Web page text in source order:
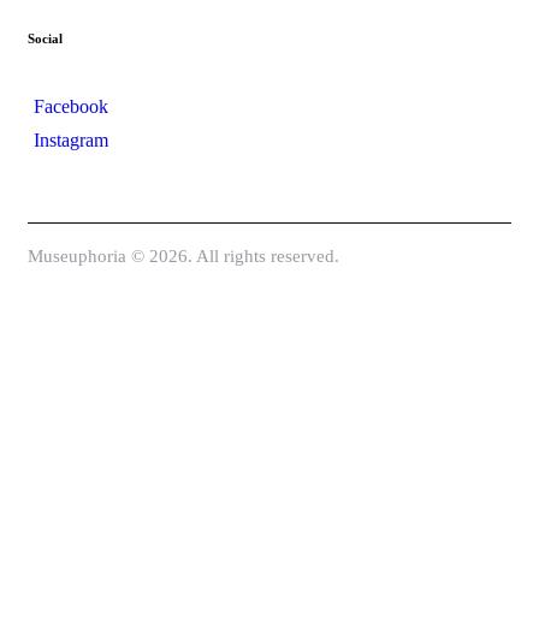
Social
Facebook
Instagram
Museuphoria © 2026. All rights reserved.